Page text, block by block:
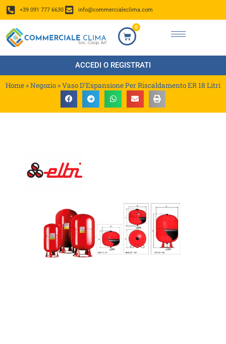
+39 091 777 6630 info@commercialeclima.com
0
ACCEDI O REGISTRATI
Home »Negozio »Vaso D’Espansione Per Riscaldamento ER 18 Litri